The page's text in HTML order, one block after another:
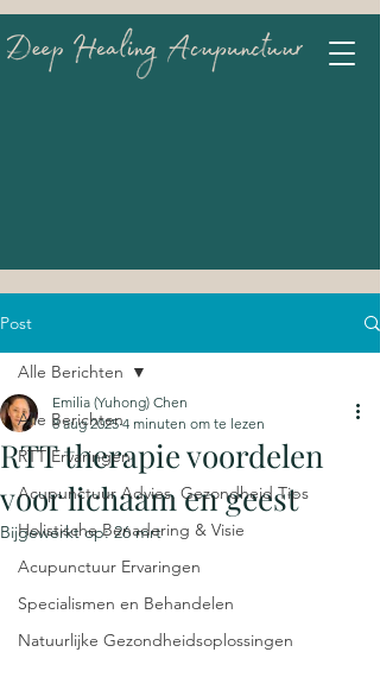
Post
Alle Berichten
RTT Ervaringen
Acupunctuur Advies, Gezondheid Tips
Holistische Benadering & Visie
Acupunctuur Ervaringen
Specialismen en Behandelen
Natuurlijke Gezondheidsoplossingen
Alle Berichten
RTT therapie voordelen
voor lichaam en geest
Emilia (Yuhong) Chen
8 aug 2025 4 minuten om te lezen
Bijgewerkt op:26 mrt